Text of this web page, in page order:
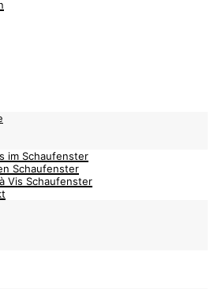
im Schaufenster
Schaufenster
Vis Schaufenster